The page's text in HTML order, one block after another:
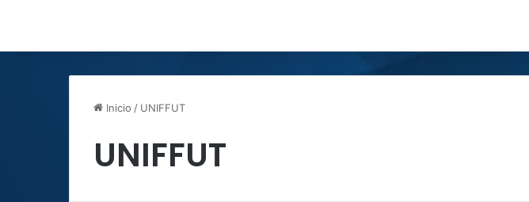
Inicio / UNIFFUT
UNIFFUT